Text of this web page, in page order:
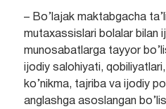
– Bo’lajak maktabgacha
mutaxassislari bolalar bilan
munosabatlarga tayyor
ijodiy salohiyati,
ko’nikma, tajriba va ijodiy
anglashga asoslangan